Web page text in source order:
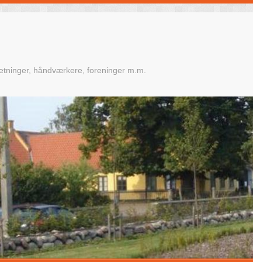
håndværkere, foreninger m.m.